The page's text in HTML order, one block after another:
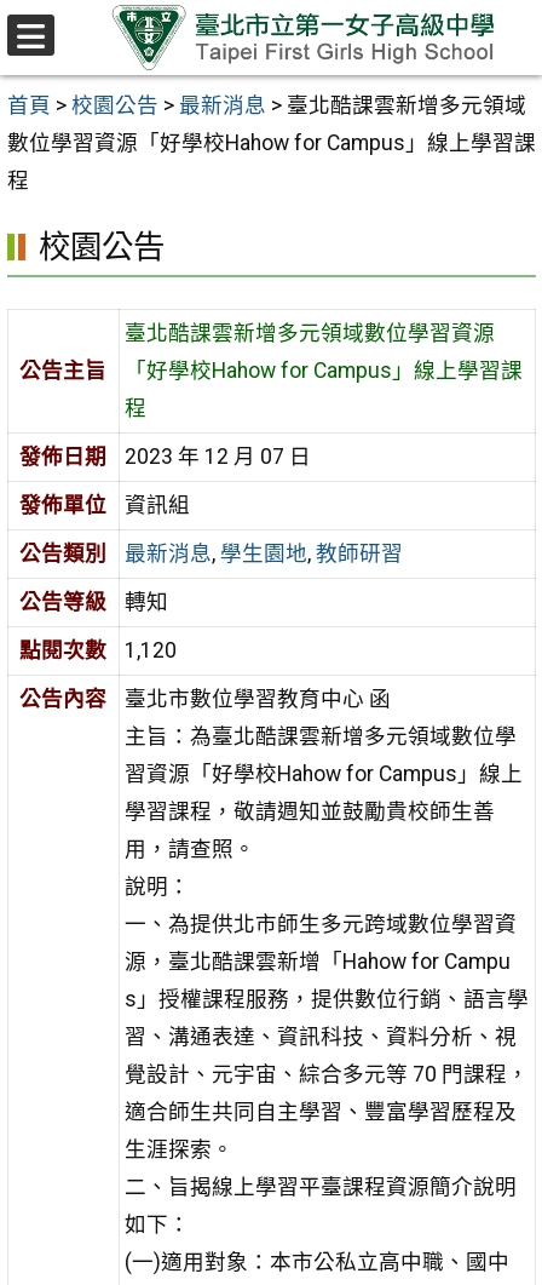
跳至主要內容區
首頁 > 校園公告 > 最新消息 > 臺北酷課雲新增多元領域
數位學習資源「好學校Hahow for Campus」線上學習課
程
校園公告
公告主旨
臺北酷課雲新增多元領域數位學習資源
「好學校Hahow for Campus」線上學習課
程
發佈日期
2023 年 12 月 07 日
發佈單位
資訊組
公告類別
最新消息, 學生園地, 教師研習
公告等級
轉知
點閱次數
1,120
公告內容
臺北市數位學習教育中心 函
主旨：為臺北酷課雲新增多元領域數位學
習資源「好學校Hahow for Campus」線上
學習課程，敬請週知並鼓勵貴校師生善
用，請查照。
說明：
一、為提供北市師生多元跨域數位學習資
源，臺北酷課雲新增「Hahow for Campu
s」授權課程服務，提供數位行銷、語言學
習、溝通表達、資訊科技、資料分析、視
覺設計、元宇宙、綜合多元等 70 門課程，
適合師生共同自主學習、豐富學習歷程及
生涯探索。
二、旨揭線上學習平臺課程資源簡介說明
如下：
(一)適用對象：本市公私立高中職、國中
選
單